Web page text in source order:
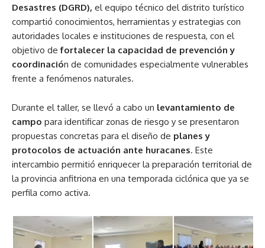
Desastres (DGRD), el equipo técnico del distrito turístico
compartió conocimientos, herramientas y estrategias con
autoridades locales e instituciones de respuesta, con el
objetivo defortalecer la capacidad de prevención y
coordinación de comunidades especialmente vulnerables
frente a fenómenos naturales.
Durante el taller, se llevó a cabo un levantamiento de
campo para identificar zonas de riesgo y se presentaron
propuestas concretas para el diseño de planes y
protocolos de actuación ante huracanes. Este
intercambio permitió enriquecer la preparación territorial de
la provincia anfitriona en una temporada ciclónica que ya se
perfila como activa.